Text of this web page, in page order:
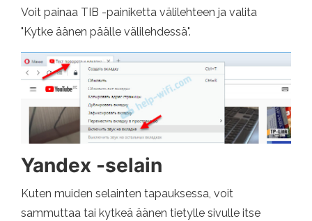
Voit painaa TIB -painiketta välilehteen ja valita
"Kytke äänen päälle välilehdessä".
Yandex -selain
Kuten muiden selainten tapauksessa, voit
sammuttaa tai kytkeä äänen tietylle sivulle itse